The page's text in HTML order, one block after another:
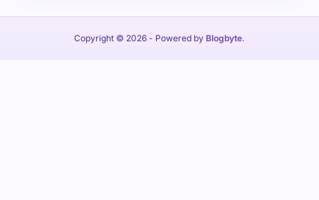
Copyright © 2026 - Powered by Blogbyte.